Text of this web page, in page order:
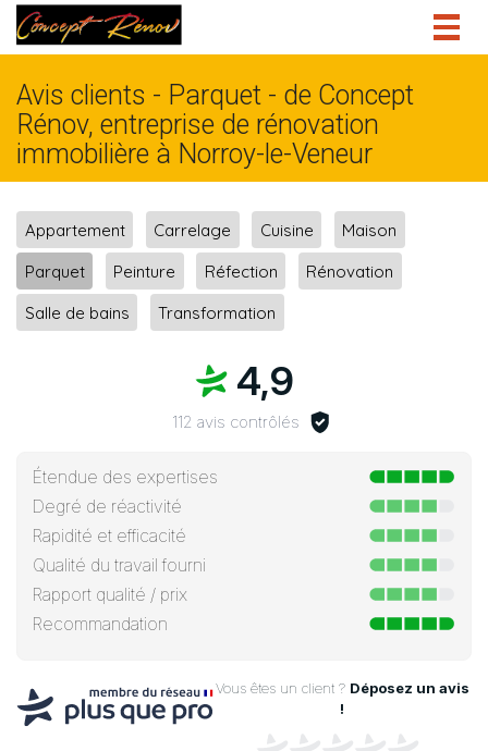
Avis clients - Parquet - de Concept
Rénov, entreprise de rénovation
immobilière à Norroy-le-Veneur
Appartement Carrelage Cuisine
Maison
Parquet
Peinture Réfection
Rénovation
Salle de bains
Transformation
4,9
112 avis contrôlés
Étendue des expertises
Degré de réactivité
Rapidité et efficacité
Qualité du travail fourni
Rapport qualité / prix
Recommandation
Vous êtes un client ? Déposez un avis
!